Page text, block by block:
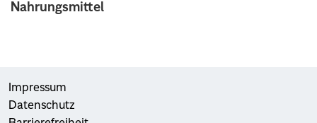
Nahrungsmittel
Impressum
Datenschutz